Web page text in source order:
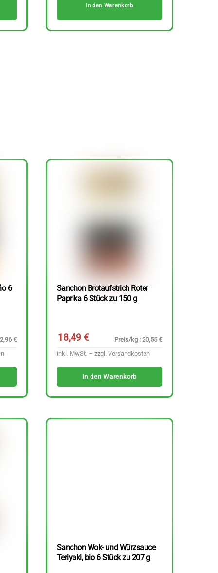
In den Warenkorb
6
€
Sanchon Brotaufstrich Roter
Paprika 6 Stück zu 150 g
18,49€
Preis/kg : 20,55 €
inkl. MwSt. – zzgl. Versandkosten
In den Warenkorb
Sanchon Wok- und Würzsauce
Teriyaki, bio 6 Stück zu 207 g